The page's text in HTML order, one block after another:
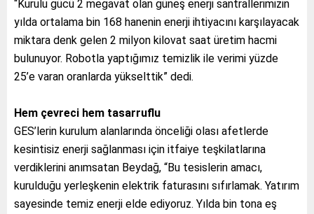
“Kurulu gücü 2 megavat olan güneş enerji santrallerimizin
yılda ortalama bin 168 hanenin enerji ihtiyacını karşılayacak
miktara denk gelen 2 milyon kilovat saat üretim hacmi
bulunuyor. Robotla yaptığımız temizlik ile verimi yüzde
25’e varan oranlarda yükselttik” dedi.
Hem çevreci hem tasarruflu
GES’lerin kurulum alanlarında önceliği olası afetlerde
kesintisiz enerji sağlanması için itfaiye teşkilatlarına
verdiklerini anımsatan Beydağ, “Bu tesislerin amacı,
kurulduğu yerleşkenin elektrik faturasını sıfırlamak. Yatırım
sayesinde temiz enerji elde ediyoruz. Yılda bin tona eş